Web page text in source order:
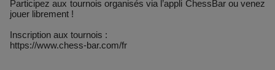
Participez aux tournois organisés via l’appli ChessBar ou venez
jouer librement !
Inscription aux tournois :
https://www.chess-bar.com/fr